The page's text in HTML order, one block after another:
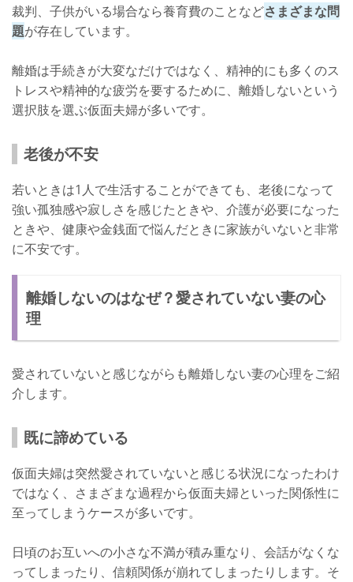
裁判、子供がいる場合なら養育費のことなどさまざまな問
題が存在しています。
離婚は手続きが大変なだけではなく、精神的にも多くのス
トレスや精神的な疲労を要するために、離婚しないという
選択肢を選ぶ仮面夫婦が多いです。
老後が不安
若いときは1人で生活することができても、老後になって
強い孤独感や寂しさを感じたときや、介護が必要になった
ときや、健康や金銭面で悩んだときに家族がいないと非常
に不安です。
離婚しないのはなぜ？愛されていない妻の心
理
愛されていないと感じながらも離婚しない妻の心理をご紹
介します。
既に諦めている
仮面夫婦は突然愛されていないと感じる状況になったわけ
ではなく、さまざまな過程から仮面夫婦といった関係性に
至ってしまうケースが多いです。
日頃のお互いへの小さな不満が積み重なり、会話がなくな
ってしまったり、信頼関係が崩れてしまったりします。そ